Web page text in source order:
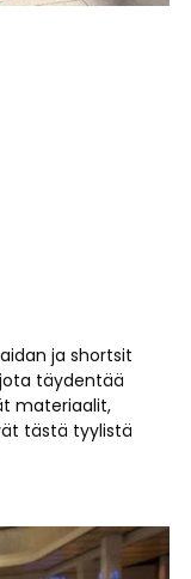
ja shortsit
täydentää
materiaalit,
tästä tyylistä